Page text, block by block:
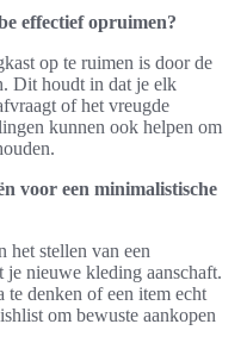
effectief opruimen?
op te ruimen is door de
Dit houdt in dat je elk
of het vreugde
kunnen ook helpen om
voor een minimalistische
het stellen van een
nieuwe kleding aanschaft.
denken of een item echt
om bewuste aankopen